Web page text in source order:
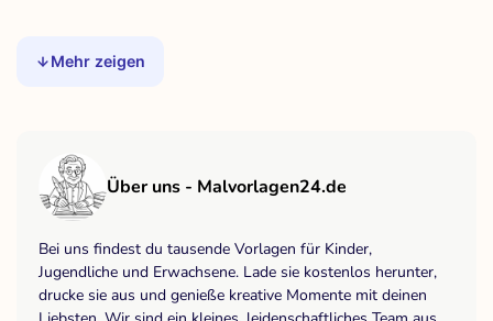
Mehr zeigen
Über uns - Malvorlagen24.de
Bei uns findest du tausende Vorlagen für Kinder,
Jugendliche und Erwachsene. Lade sie kostenlos herunter,
drucke sie aus und genieße kreative Momente mit deinen